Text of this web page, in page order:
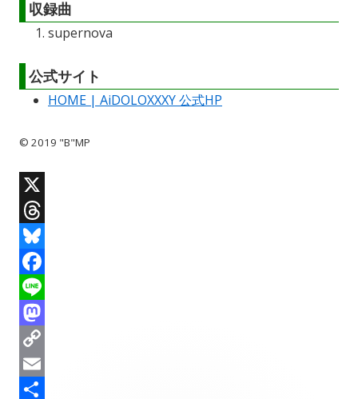
収録曲
supernova
公式サイト
HOME | AiDOLOXXXY 公式HP
© 2019 "B"MP
X
T
h
r
e
a
d
s
B
u
e
s
k
F
a
c
e
b
L
n
e
M
a
s
C
o
E